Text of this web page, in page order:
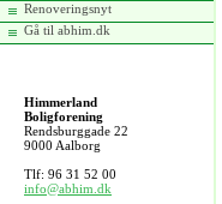
Renoveringsnyt
Gå til abhim.dk
Himmerland
Boligforening
Rendsburggade 22
9000 Aalborg
Tlf: 96 31 52 00
info@abhim.dk